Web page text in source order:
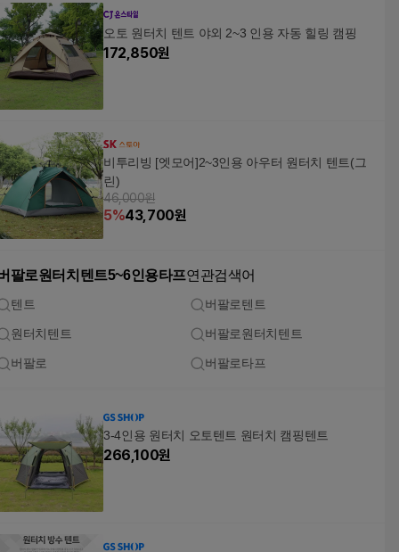
오토 원터치 텐트 야외 2~3 인용 자동 힐링 캠핑
172,850원
비투리빙 [엣모어]2~3인용 아우터 원터치 텐트(그
린)
46,000원
5%43,700원
팔로원터치텐트5~6인용타프연관검색어
텐트 버팔로텐트
원터치텐트 버팔로원터치텐트
버팔로 버팔로타프
3-4인용 원터치 오토텐트 원터치 캠핑텐트
266,100원